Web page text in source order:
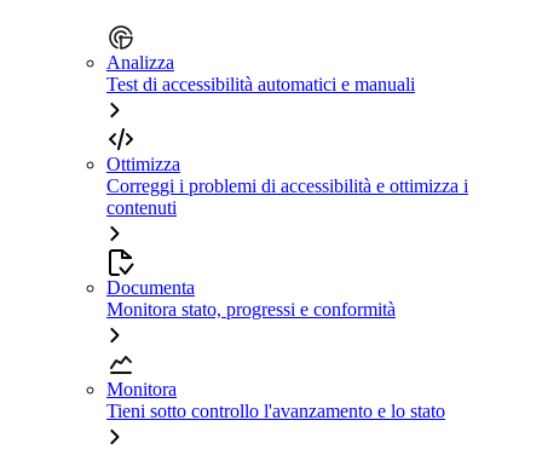
Analizza
Test di accessibilità automatici e manuali
Ottimizza
Correggi i problemi di accessibilità e ottimizza i
contenuti
Documenta
Monitora stato, progressi e conformità
Monitora
Tieni sotto controllo l'avanzamento e lo stato